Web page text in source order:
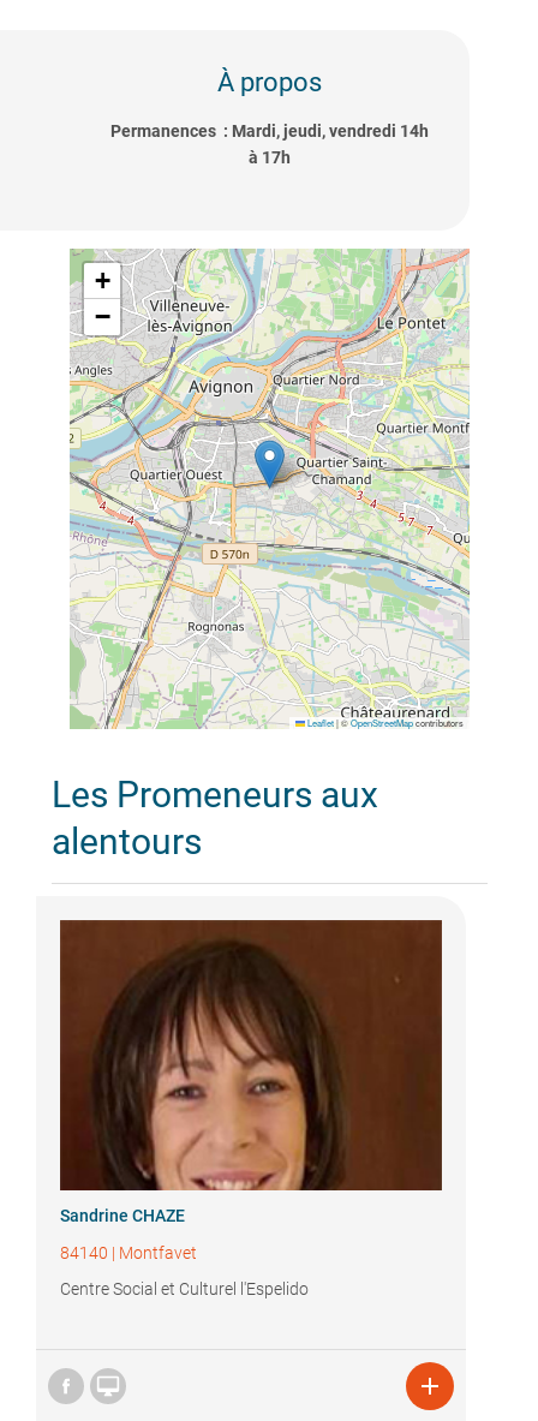
À propos
Permanences : Mardi, jeudi, vendredi 14h
à 17h
+
−
Leaflet |©OpenStreetMapcontributors
Les Promeneurs aux
alentours
Sandrine CHAZE
84140 | Montfavet
Centre Social et Culturel l'Espelido
 